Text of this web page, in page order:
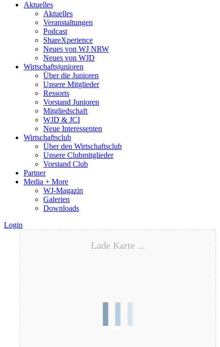
Aktuelles
Aktuelles
Veranstaltungen
Podcast
ShareXperience
Neues von WJ NRW
Neues von WJD
Wirtschaftsjunioren
Über die Junioren
Unsere Mitglieder
Ressorts
Vorstand Junioren
Mitgliedschaft
WJD & JCI
Neue Interessenten
Wirtschaftsclub
Über den Wirtschaftsclub
Unsere Clubmitglieder
Vorstand Club
Partner
Media + More
WJ-Magazin
Galerien
Downloads
Login
Lade Karte ...